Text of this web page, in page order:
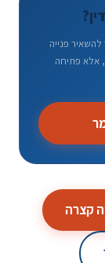
פנייה
אלא פתיחה
קצרה